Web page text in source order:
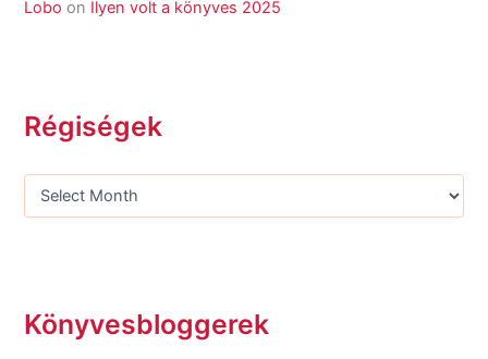
Lobo on Ilyen volt a könyves 2025
Régiségek
Könyvesbloggerek